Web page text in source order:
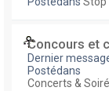
Concours et
Dernier
Postédans
Concerts &